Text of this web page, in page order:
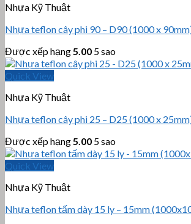
Nhựa Kỹ Thuật
Nhựa teflon cây phi 90 – D90 (1000 x
Được xếp hạng 5.00 5 sao
Quick View
Nhựa Kỹ Thuật
Nhựa teflon cây phi 25 – D25 (1000 x
Được xếp hạng 5.00 5 sao
Quick View
Nhựa Kỹ Thuật
Nhựa teflon tấm dày 15 ly – 15mm